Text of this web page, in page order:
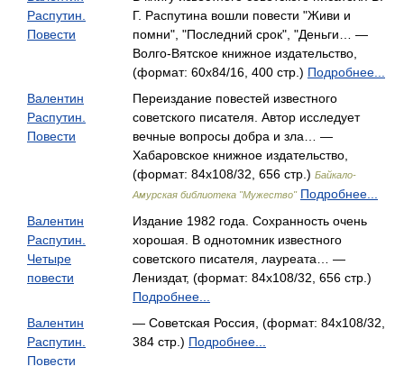
Распутин.
Повести
Г. Распутина вошли повести "Живи и
помни", "Последний срок", "Деньги… —
Волго-Вятское книжное издательство,
(формат: 60x84/16, 400 стр.) Подробнее...
Валентин
Распутин.
Повести
Переиздание повестей известного
советского писателя. Автор исследует
вечные вопросы добра и зла… —
Хабаровское книжное издательство,
(формат: 84x108/32, 656 стр.) Байкало-
Амурская библиотека "Мужество" Подробнее...
Валентин
Распутин.
Четыре
повести
Издание 1982 года. Сохранность очень
хорошая. В однотомник известного
советского писателя, лауреата… —
Лениздат, (формат: 84x108/32, 656 стр.)
Подробнее...
Валентин
Распутин.
Повести
— Советская Россия, (формат: 84x108/32,
384 стр.) Подробнее...